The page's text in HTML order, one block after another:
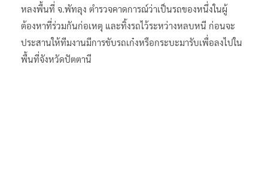
หลงพื้นที่ จ.พัทลุง ตำรวจคาดการณ์ว่าเป็นรถของหนึ่งในผู้
ต้องหาที่ร่วมกันก่อเหตุ และทิ้งรถไว้ระหว่างหลบหนี ก่อนจะ
ประสานให้ทีมงานมีการขับรถเก๋งหรือกระบะมารับเพื่อลงไปใน
พื้นที่จังหวัดปัตตานี